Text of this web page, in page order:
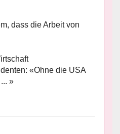
dass die Arbeit von
«Ohne die USA
»